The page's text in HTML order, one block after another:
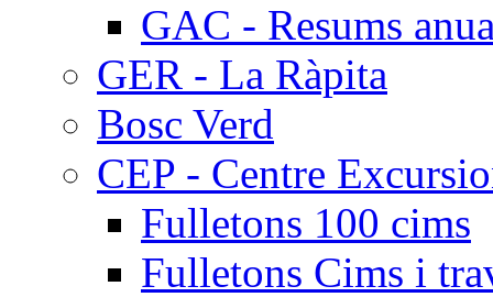
GAC - Resums
GER - La Ràpita
Bosc Verd
CEP - Centre
Fulletons 100 cims
Fulletons Cims i